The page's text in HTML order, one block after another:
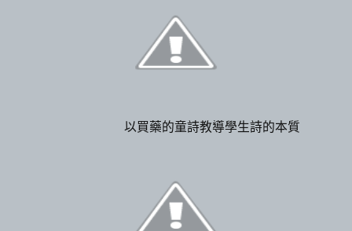
以買藥的童詩教導學生詩的本質